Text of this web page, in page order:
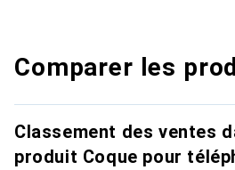
Comparer les
Classement des ventes
produit Coque pour